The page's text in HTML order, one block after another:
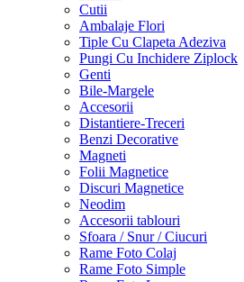
Cutii
Ambalaje Flori
Tiple Cu Clapeta Adeziva
Pungi Cu Inchidere Ziplock
Genti
Bile-Margele
Accesorii
Distantiere-Treceri
Benzi Decorative
Magneti
Folii Magnetice
Discuri Magnetice
Neodim
Accesorii tablouri
Sfoara / Snur / Ciucuri
Rame Foto Colaj
Rame Foto Simple